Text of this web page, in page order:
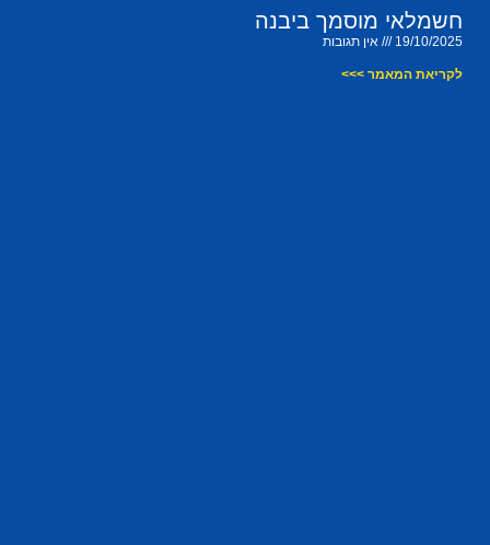
חשמלאי מוסמך ביבנה
19/10/2025 אין תגובות
לקריאת המאמר >>>